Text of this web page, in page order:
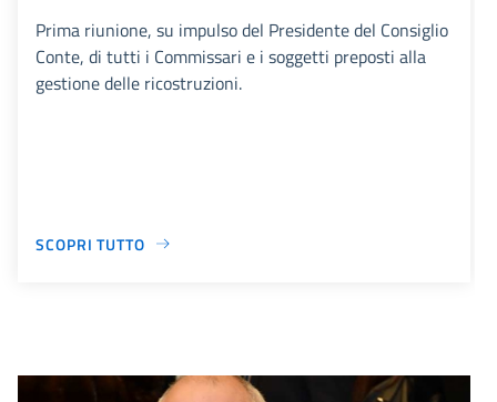
Prima riunione, su impulso del Presidente del Consiglio
Conte, di tutti i Commissari e i soggetti preposti alla
gestione delle ricostruzioni.
SCOPRI TUTTO